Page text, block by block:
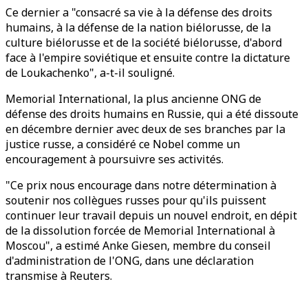
Ce dernier a "consacré sa vie à la défense des droits
humains, à la défense de la nation biélorusse, de la
culture biélorusse et de la société biélorusse, d'abord
face à l'empire soviétique et ensuite contre la dictature
de Loukachenko", a-t-il souligné.
Memorial International, la plus ancienne ONG de
défense des droits humains en Russie, qui a été dissoute
en décembre dernier avec deux de ses branches par la
justice russe, a considéré ce Nobel comme un
encouragement à poursuivre ses activités.
"Ce prix nous encourage dans notre détermination à
soutenir nos collègues russes pour qu'ils puissent
continuer leur travail depuis un nouvel endroit, en dépit
de la dissolution forcée de Memorial International à
Moscou", a estimé Anke Giesen, membre du conseil
d'administration de l'ONG, dans une déclaration
transmise à Reuters.